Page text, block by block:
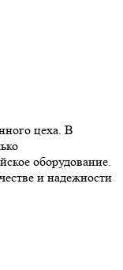
цеха. В
оборудование.
и надежности